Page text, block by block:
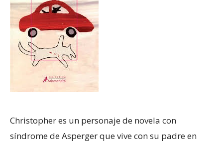
Christopher es un personaje de novela con
síndrome de Asperger que vive con su padre en